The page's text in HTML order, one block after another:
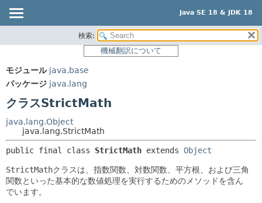
Java SE 18 & JDK 18
パッケージ
使用
ツリー
プレビュー
非推奨
サマリー:
ネスト済
フィールド
コンストラクタ
メソッド
検索:
機械翻訳について
モジュール java.base
パッケージ java.lang
クラスStrictMath
java.lang.Object
java.lang.StrictMath
public final class StrictMath extends Object
StrictMathクラスは、指数関数、対数関数、平方根、および三角
関数といった基本的な数値処理を実行するためのメソッドを含ん
でいます。